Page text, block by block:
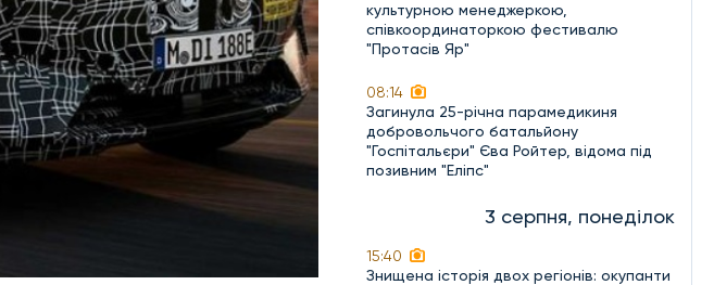
культурною менеджеркою,
співкоординаторкою фестивалю
"Протасів Яр"
08:14
Загинула 25-річна парамедикиня
добровольчого батальйону
"Госпітальєри" Єва Ройтер, відома під
позивним "Еліпс"
3 серпня, понеділок
15:40
Знищена історія двох регіонів: окупанти